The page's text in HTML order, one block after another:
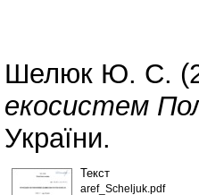
Шелюк Ю. С.
екосистем
України.
Текст
aref_Scheljuk.pdf